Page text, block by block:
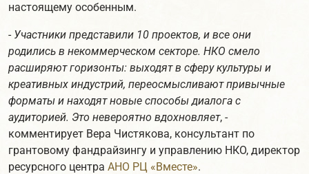
настоящему особенным.
- Участники представили 10 проектов, и все они
родились в некоммерческом секторе. НКО смело
расширяют горизонты: выходят в сферу культуры и
креативных индустрий, переосмысливают привычные
форматы и находят новые способы диалога с
аудиторией. Это невероятно вдохновляет, -
комментирует Вера Чистякова, консультант по
грантовому фандрайзингу и управлению НКО, директор
ресурсного центра АНО РЦ «Вместе».